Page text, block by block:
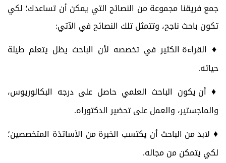
جمع فريقنا مجموعة من النصائح التي يمكن أن تساعدك؛ لكي
تكون باحث ناجح، وتتمثل تلك النصائح في الآتي:
♦ القراءة الكثير في تخصصه لأن الباحث يظل يتعلم طيلة
حياته.
♦ أن يكون الباحث العلمي حاصل على درجه البكالوريوس،
والماجستير، والعمل على تحضير الدكتوراه.
♦ لابد من الباحث أن يكتسب الخبرة من الأساتذة المتخصصين؛
لكي يتمكن من مجاله.